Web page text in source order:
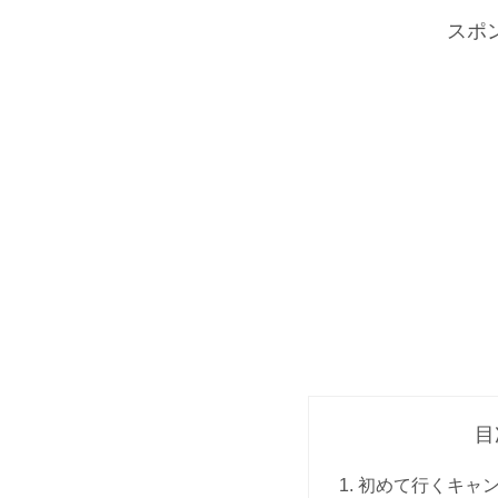
スポ
初めて行くキャ